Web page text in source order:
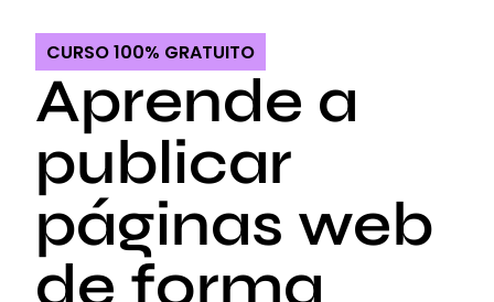
CURSO 100% GRATUITO
Aprende a
publicar
páginas web
de forma